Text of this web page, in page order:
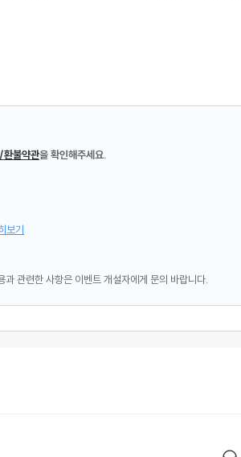
환불약관을 확인해주세요.
보기
관련한 사항은 이벤트 개설자에게 문의 바랍니다.